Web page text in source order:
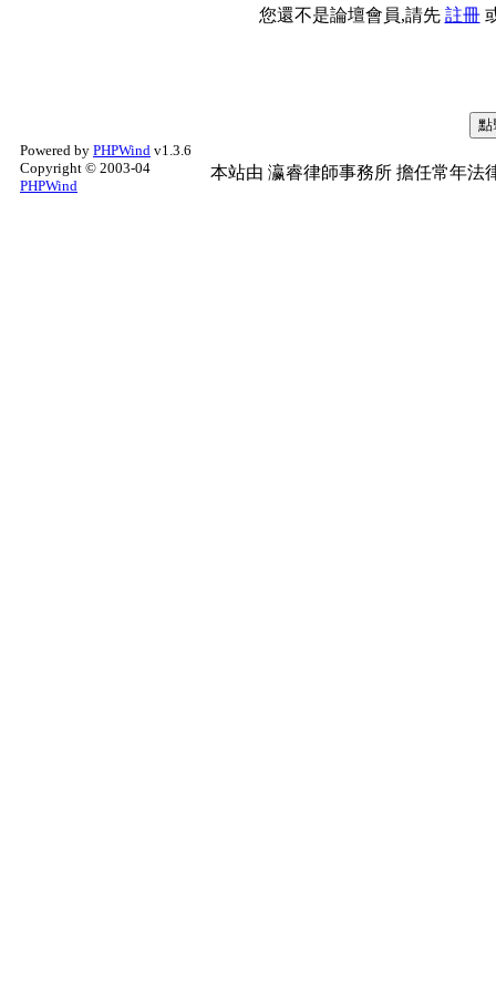
您還不是論壇會員,請先 註冊
Powered by PHPWind v1.3.6
Copyright © 2003-04
PHPWind
本站由 瀛睿律師事務所 擔任常年法